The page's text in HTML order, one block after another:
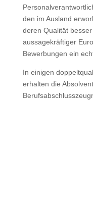
den im Ausland
deren Qualität
aussagekräftiger
Bewerbungen ein
In einigen
erhalten die